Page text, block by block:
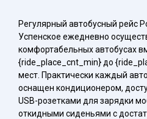
Регулярный автобусный рейс
Успенское ежедневно
комфортабельных автобусах
{ride_place_cnt_min} до
мест. Практически каждый
оснащен кондиционером,
USB-розетками для зарядки
откидными сиденьями с